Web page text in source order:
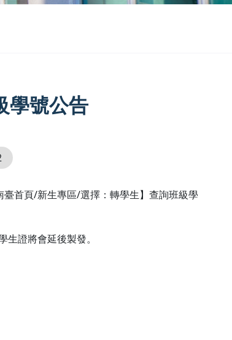
學號公告
首頁/新生專區/選擇：轉學生】查詢班級學
證將會延後製發。